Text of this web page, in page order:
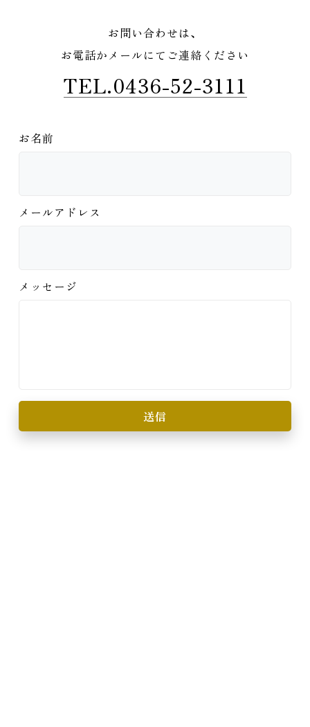
お問い合わせは、
お電話かメールにてご連絡ください
TEL.0436-52-3111
お名前
メールアドレス
メッセージ